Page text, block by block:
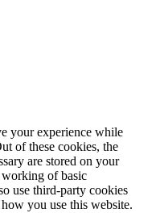
your experience while
of these cookies, the
are stored on your
working of basic
use third-party cookies
you use this website.